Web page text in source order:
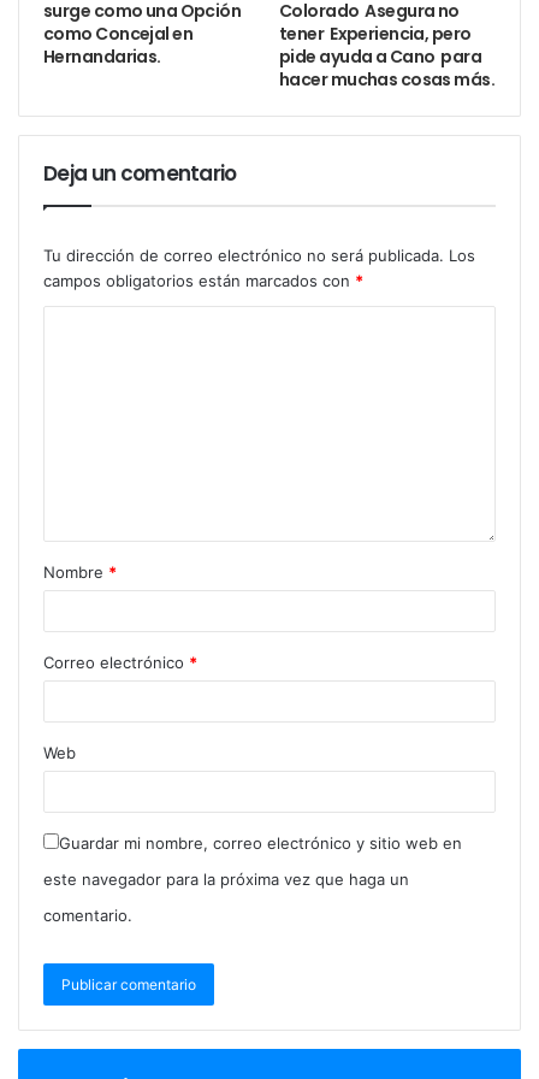
desconectarse un poco más de la tecnología y
practicar, esto les lleva a aprender disciplina, buenos
valores, autocontrol y defensa personal, termino
mencionando como mensaje positivo el medallista.
surge como una Opción
como Concejal en
Hernandarias.
Colorado Asegura no
tener Experiencia, pero
pide ayuda a Cano para
hacer muchas cosas más.
Deja un comentario
Tu dirección de correo electrónico no será publicada. Los
campos obligatorios están marcados con *
Nombre *
Correo electrónico *
Web
Guardar mi nombre, correo electrónico y sitio web en
este navegador para la próxima vez que haga un
comentario.